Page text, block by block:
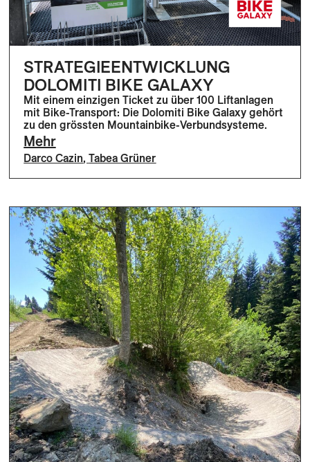
STRATEGIEENTWICKLUNG
DOLOMITI BIKE GALAXY
Mit einem einzigen Ticket zu über 100 Liftanlagen
mit Bike-Transport: Die Dolomiti Bike Galaxy gehört
zu den grössten Mountainbike-Verbundsysteme.
Mehr
Darco Cazin,Tabea Grüner